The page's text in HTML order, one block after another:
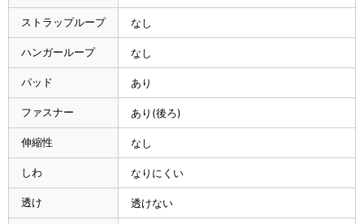
ストラップループ なし
ハンガーループ なし
パッド あり
ファスナー あり(後ろ)
伸縮性 なし
しわ なりにくい
透け 透けない